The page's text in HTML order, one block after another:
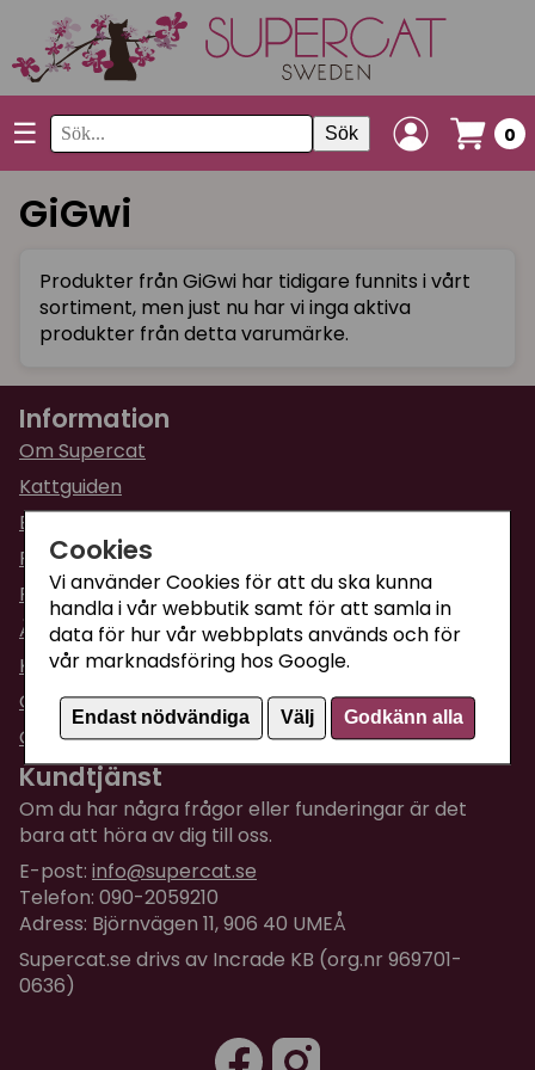
Cookies
Vi använder Cookies för att du ska kunna
handla i vår webbutik samt för att samla in
data för hur vår webbplats används och för
vår marknadsföring hos Google.
Endast nödvändiga Välj Godkänn alla
☰ Sök 0
GiGwi
Produkter från GiGwi har tidigare funnits i vårt
sortiment, men just nu har vi inga aktiva
produkter från detta varumärke.
Information
Om Supercat
Kattguiden
Butiken i Umeå
Fraktpriser & leveranser
Returinformation
Ångra din order
Köpvillkor
Om företaget / Kontakta oss
Om Cookies
Kundtjänst
Om du har några frågor eller funderingar är det
bara att höra av dig till oss.
E-post: info@supercat.se
Telefon: 090-2059210
Adress: Björnvägen 11, 906 40 UMEÅ
Supercat.se drivs av Incrade KB (org.nr 969701-
0636)